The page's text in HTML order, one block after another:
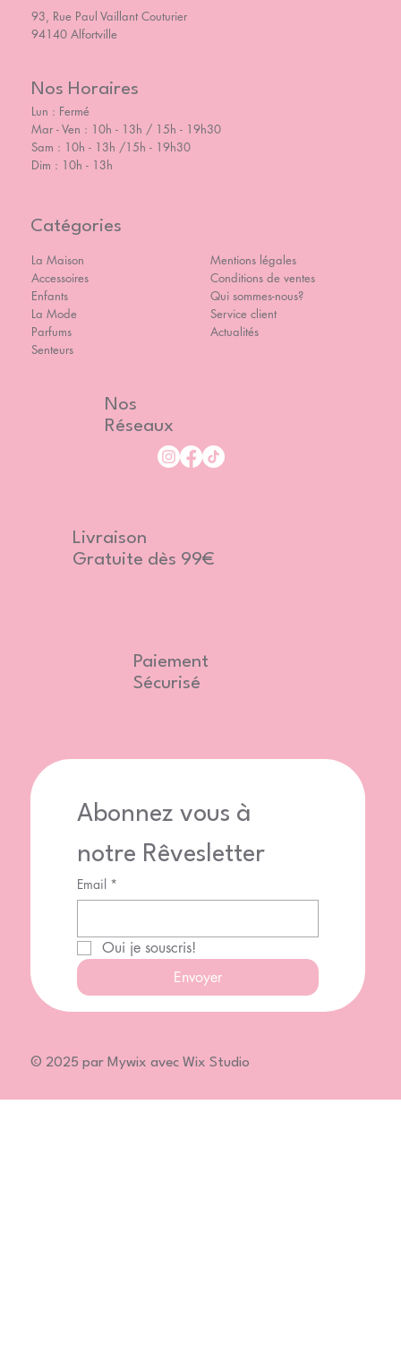
93, Rue Paul Vaillant Couturier
94140 Alfortville
Nos Horaires
Lun : Fermé
Mar - Ven : 10h - 13h / 15h - 19h30
Sam : 10h - 13h /15h - 19h30
Dim : 10h - 13h
Catégories
La Maison
Accessoires
Enfants
La Mode
Parfums
Senteurs
Mentions légales
Conditions de ventes
Qui sommes-nous?
Service client
Actualités
Abonnez vous à
notre Rêvesletter
Email *
Oui je souscris!
Envoyer
Nos
Réseaux
Livraison
Gratuite dès 99€
Paiement
Sécurisé
© 2025 par Mywix avec Wix Studio